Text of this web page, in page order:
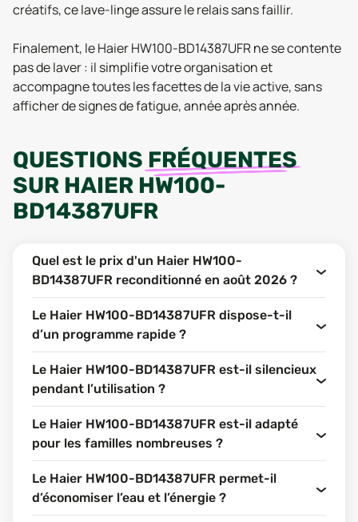
créatifs, ce lave-linge assure le relais sans faillir.
Finalement, le Haier HW100-BD14387UFR ne se contente
pas de laver : il simplifie votre organisation et
accompagne toutes les facettes de la vie active, sans
afficher de signes de fatigue, année après année.
QUESTIONS FRÉQUENTES
SUR HAIER HW100-
BD14387UFR
Quel est le prix d'un Haier HW100-
BD14387UFR reconditionné en août 2026 ?
Le Haier HW100-BD14387UFR dispose-t-il
d’un programme rapide ?
Le Haier HW100-BD14387UFR est-il silencieux
pendant l’utilisation ?
Le Haier HW100-BD14387UFR est-il adapté
pour les familles nombreuses ?
Le Haier HW100-BD14387UFR permet-il
d’économiser l’eau et l’énergie ?